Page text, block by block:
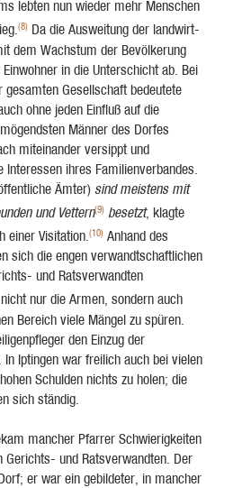
lebten nun wieder mehr Menschen
(8) Da die Ausweitung der landwirt­
dem Wachstum der Bevölkerung
in die Unterschicht ab. Bei
Ge­sellschaft bedeutete
ohne jeden Einfluß auf die
Männer des Dorfes
mit­einander versippt und
ihres Familienverbandes.
Ämter) sind meistens mit
und Vettern(9) besetzt, klagte
einer Visitation.(10) Anhand des
sich die engen verwandtschaftlichen
und Ratsverwandten
nur die Ar­men, son­dern auch
Bereich viele Mängel zu spüren.
den Einzug der
Iptingen war freilich auch bei vielen
Schulden nichts zu holen; die
sich ständig.
mancher Pfarrer Schwierigkeiten
Gerichts- und Ratsverwandten. Der
er war ein gebildeter, in man­cher